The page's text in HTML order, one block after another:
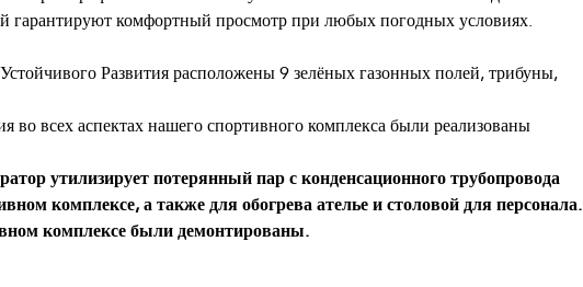
гарантируют комфортный просмотр при любых погодных условиях.
Развития расположены 9 зелёных газонных полей, трибуны,
во всех аспектах нашего спортивного комплекса были реализованы
утилизирует потерянный пар с конденсационного трубопровода
комплексе, а также для обогрева ателье и столовой для персонала.
комплексе были демонтированы.